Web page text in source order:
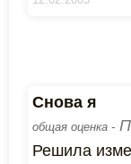
Снова я
общая оценка -
Решила